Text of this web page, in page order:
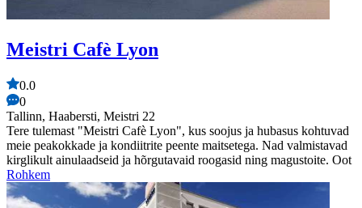
Meistri Cafè Lyon
0.0
0
Tallinn, Haabersti, Meistri 22
Tere tulemast "Meistri Cafè Lyon", kus soojus ja hubasus kohtuvad
meie peakokkade ja kondiitrite peente maitsetega. Nad valmistavad
kirglikult ainulaadseid ja hõrgutavaid roogasid ning magustoite. Oot
Rohkem